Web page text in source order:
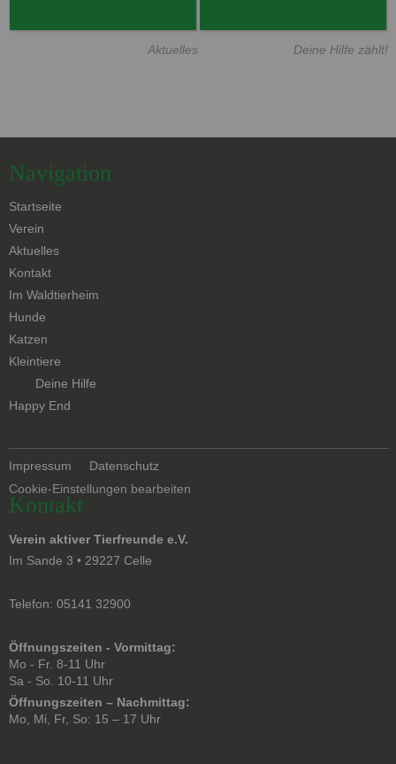
Aktuelles Deine Hilfe zählt!
Navigation
Navigation
überspringen
Startseite
Verein
Aktuelles
Kontakt
Navigation
überspringen
Im Waldtierheim
Hunde
Katzen
Kleintiere
Navigation
überspringen
Deine Hilfe
Happy End
Navigation
überspringen
Impressum
Datenschutz
Cookie-Einstellungen bearbeiten
Kontakt
Verein aktiver Tierfreunde e.V.
Im Sande 3 • 29227 Celle
Telefon: 05141 32900
Öffnungszeiten - Vormittag:
Mo - Fr. 8-11 Uhr
Sa - So. 10-11 Uhr
Öffnungszeiten – Nachmittag:
Mo, Mi, Fr, So: 15 – 17 Uhr